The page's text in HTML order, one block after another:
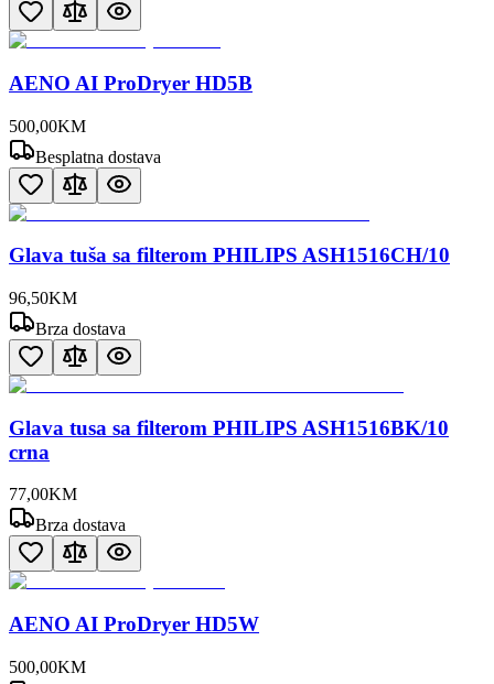
AENO AI ProDryer HD5B
500,00KM
Besplatna dostava
Glava tuša sa filterom PHILIPS ASH1516CH/10
96,50KM
Brza dostava
Glava tusa sa filterom PHILIPS ASH1516BK/10
crna
77,00KM
Brza dostava
AENO AI ProDryer HD5W
500,00KM